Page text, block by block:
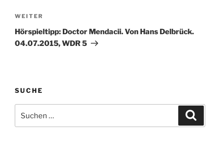
Nächster
Beitrag
WEITER
Hörspieltipp: Doctor Mendacii. Von Hans Delbrück.
04.07.2015, WDR 5
SUCHE
nach: